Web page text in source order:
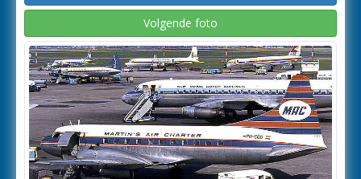
Volgende foto